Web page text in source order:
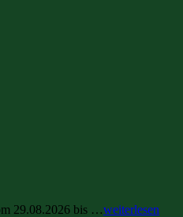
29.08.2026 bis …weiterlesen